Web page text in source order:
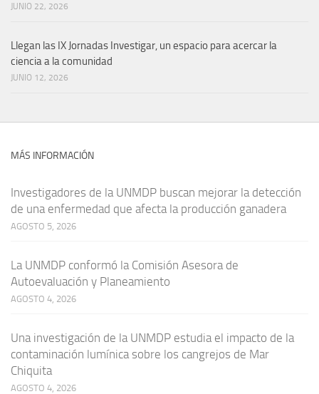
JUNIO 22, 2026
Llegan las IX Jornadas Investigar, un espacio para acercar la
ciencia a la comunidad
JUNIO 12, 2026
MÁS INFORMACIÓN
Investigadores de la UNMDP buscan mejorar la detección
de una enfermedad que afecta la producción ganadera
AGOSTO 5, 2026
La UNMDP conformó la Comisión Asesora de
Autoevaluación y Planeamiento
AGOSTO 4, 2026
Una investigación de la UNMDP estudia el impacto de la
contaminación lumínica sobre los cangrejos de Mar
Chiquita
AGOSTO 4, 2026